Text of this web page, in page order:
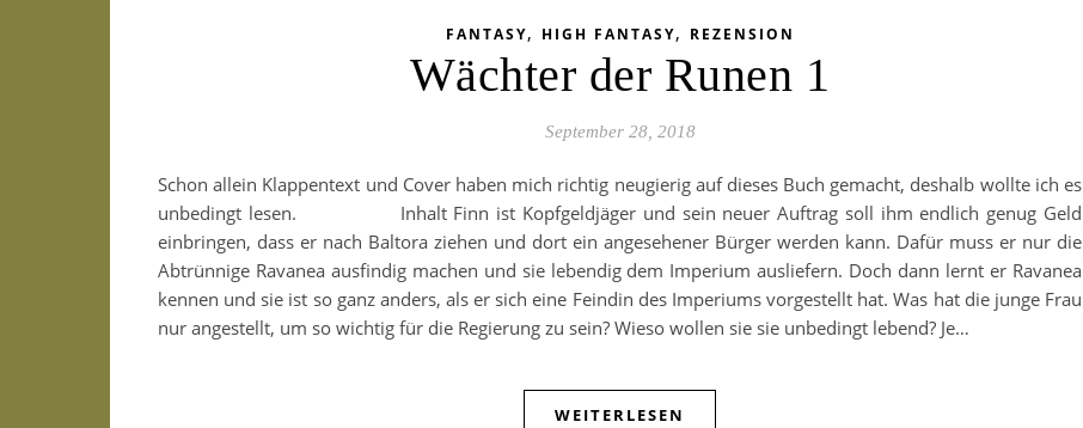
FANTASY, HIGH FANTASY, REZENSION
Wächter der Runen 1
September 28, 2018
Schon allein Klappentext und Cover haben mich richtig neugierig auf dieses Buch gemacht, deshalb wollte ich es
unbedingt lesen. Inhalt Finn ist Kopfgeldjäger und sein neuer Auftrag soll ihm endlich genug Geld
einbringen, dass er nach Baltora ziehen und dort ein angesehener Bürger werden kann. Dafür muss er nur die
Abtrünnige Ravanea ausfindig machen und sie lebendig dem Imperium ausliefern. Doch dann lernt er Ravanea
kennen und sie ist so ganz anders, als er sich eine Feindin des Imperiums vorgestellt hat. Was hat die junge Frau
nur angestellt, um so wichtig für die Regierung zu sein? Wieso wollen sie sie unbedingt lebend? Je…
WEITERLESEN